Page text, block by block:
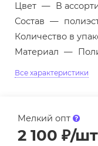
Цвет — В
Состав —
Количество в
Материал —
Все характеристики
Мелкий опт
2 100 ₽/шт